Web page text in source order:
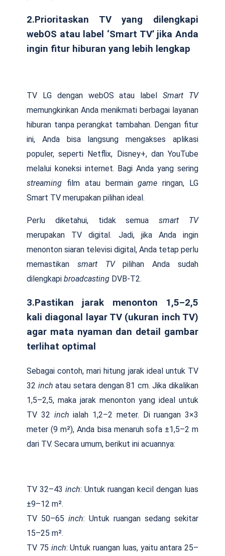
2.Prioritaskan TV yang dilengkapi
webOS atau label ‘Smart TV’ jika Anda
ingin fitur hiburan yang lebih lengkap
TV LG dengan webOS atau labelSmart TV
memungkinkan Anda menikmati berbagai layanan
hiburan tanpa perangkat tambahan. Dengan fitur
ini, Anda bisa langsung mengakses aplikasi
populer, seperti Netflix, Disney+, dan YouTube
melalui koneksi internet. Bagi Anda yang sering
streaming film atau bermaingame ringan, LG
Smart TV merupakan pilihan ideal.
Perlu diketahui, tidak semuasmart TV
merupakan TV digital. Jadi, jika Anda ingin
menonton siaran televisi digital, Anda tetap perlu
memastikan smart TVpilihan Anda sudah
dilengkapi broadcasting DVB-T2.
3.Pastikan jarak menonton 1,5–2,5
kali diagonal layar TV (ukuran inch TV)
agar mata nyaman dan detail gambar
terlihat optimal
Sebagai contoh, mari hitung jarak ideal untuk TV
32 inch atau setara dengan 81 cm. Jika dikalikan
1,5–2,5, maka jarak menonton yang ideal untuk
TV 32 inch ialah 1,2–2 meter. Di ruangan 3×3
meter (9 m²), Anda bisa menaruh sofa ±1,5–2 m
dari TV. Secara umum, berikut ini acuannya:
TV 32–43 inch: Untuk ruangan kecil dengan luas
±9–12 m².
TV 50–65 inch: Untuk ruangan sedang sekitar
15–25 m².
TV 75 inch: Untuk ruangan luas, yaitu antara 25–